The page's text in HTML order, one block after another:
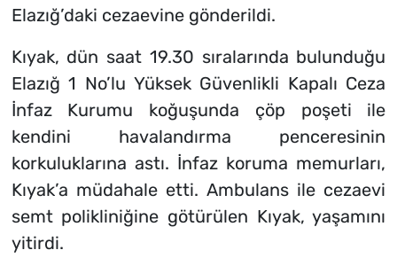
Elazığ’daki cezaevine gönderildi.
Kıyak, dün saat 19.30 sıralarında bulunduğu
Elazığ 1 No’lu Yüksek Güvenlikli Kapalı Ceza
İnfaz Kurumu koğuşunda çöp poşeti ile
kendini havalandırma penceresinin
korkuluklarına astı. İnfaz koruma memurları,
Kıyak’a müdahale etti. Ambulans ile cezaevi
semt polikliniğine götürülen Kıyak, yaşamını
yitirdi.